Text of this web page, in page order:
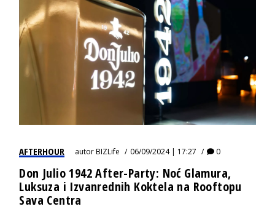
AFTERHOUR autorBIZLife 06/09/2024 | 17:27 0
Don Julio 1942 After-Party: Noć Glamura,
Luksuza i Izvanrednih Koktela na Rooftopu
Sava Centra